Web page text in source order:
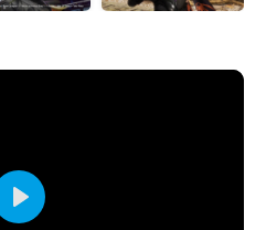
Воспроизвести